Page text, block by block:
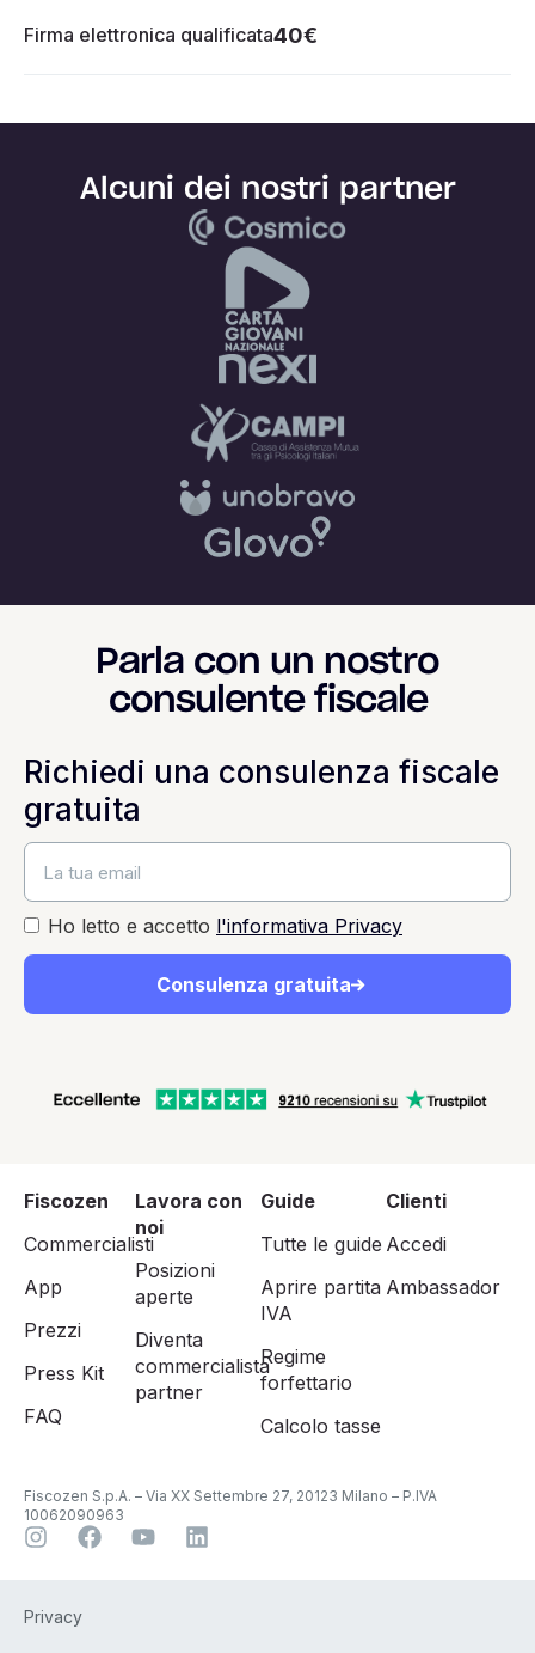
Firma elettronica qualificata40€
Alcuni dei nostri partner
Parla con un nostro
consulente fiscale
Richiedi una consulenza fiscale
gratuita
Ho letto e accetto l'informativa Privacy
Consulenza gratuita
Fiscozen
Commercialisti
App
Prezzi
Press Kit
FAQ
Lavora con
noi
Posizioni
aperte
Diventa
commercialista
partner
Guide
Tutte le guide
Aprire partita
IVA
Regime
forfettario
Calcolo tasse
Clienti
Accedi
Ambassador
Fiscozen S.p.A. – Via XX Settembre 27, 20123 Milano – P.IVA
10062090963
Privacy